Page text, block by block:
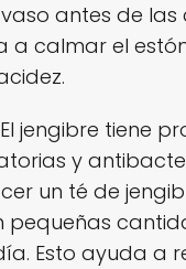
antes de las
a calmar el
jengibre tiene
y
un té de
pequeñas
Esto ayuda a